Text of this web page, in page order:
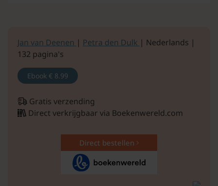
Jan van Deenen | Petra den Dulk | Nederlands |
132 pagina's
Ebook € 8.99
Gratis verzending
Direct verkrijgbaar via Boekenwereld.com
Direct bestellen